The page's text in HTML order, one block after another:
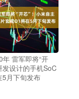
雷军即将“开
发设计的手机SoC
月下旬发布